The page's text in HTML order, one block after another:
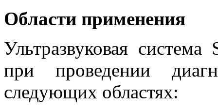
Области применения
Ультразвуковая
при проведении
следующих областях: